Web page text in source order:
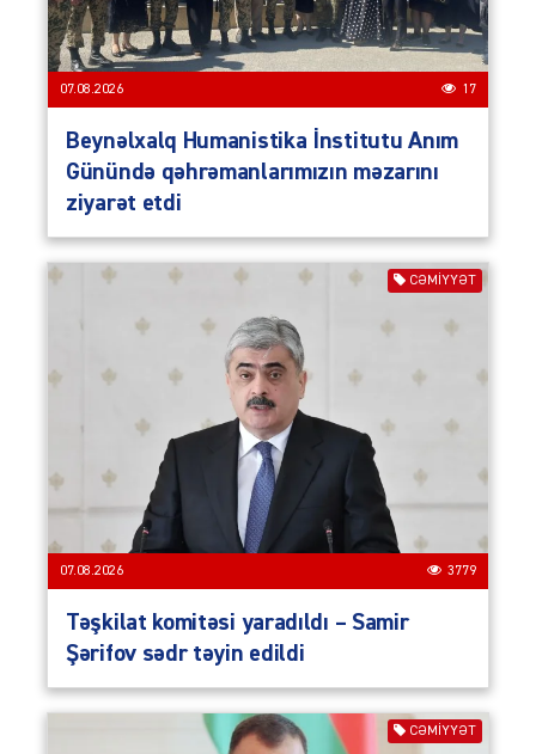
07.08.2026 17
Beynəlxalq Humanistika İnstitutu Anım
Günündə qəhrəmanlarımızın məzarını
ziyarət etdi
CƏMIYYƏT
07.08.2026 3779
Təşkilat komitəsi yaradıldı – Samir
Şərifov sədr təyin edildi
CƏMIYYƏT